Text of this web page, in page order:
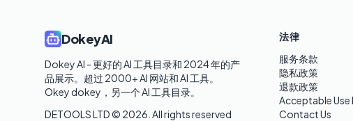
DokeyAI
Dokey AI - 更好的 AI 工具目录和 2024 年的产
品展示。超过 2000+ AI 网站和 AI 工具。
Okey dokey，另一个 AI 工具目录。
DETOOLS LTD © 2026 . All rights reserved
法律
服务条款
隐私政策
退款政策
Acceptable Use
Contact Us